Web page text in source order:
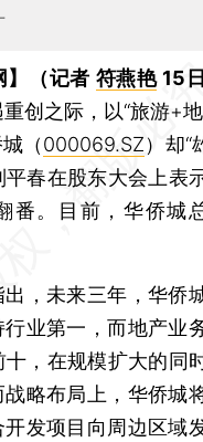
】（记者 符燕艳15
创之际，以“旅游+
（000069.SZ）却“
平春在股东大会上表
番。目前，华侨城
未来三年，华侨
业第一，而地产业
十，在规模扩大的同
略布局上，华侨城
发项目向周边区域